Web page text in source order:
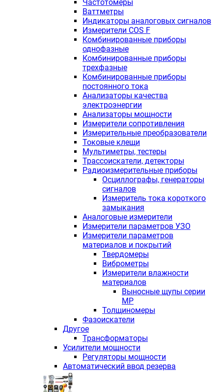
Частотомеры
Ваттметры
Индикаторы аналоговых сигналов
Измерители COS F
Комбинированные приборы
однофазные
Комбинированные приборы
трехфазные
Комбинированные приборы
постоянного тока
Анализаторы качества
электроэнергии
Анализаторы мощности
Измерители сопротивления
Измерительные преобразователи
Токовые клещи
Мультиметры, тестеры
Трассоискатели, детекторы
Радиоизмерительные приборы
Осциллографы, генераторы
сигналов
Измеритель тока короткого
замыкания
Аналоговые измерители
Измерители параметров УЗО
Измерители параметров
материалов и покрытий
Твердомеры
Виброметры
Измерители влажности
материалов
Выносные щупы серии
МР
Толщиномеры
Фазоискатели
Другое
Трансформаторы
Усилители мощности
Регуляторы мощности
Автоматический ввод резерва